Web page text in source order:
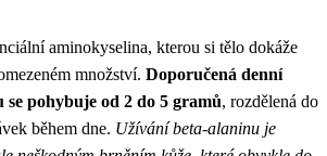
aminokyselina, kterou si tělo dokáže
množství. Doporučená denní
se pohybuje od 2 do 5 gramů, rozdělená do
během dne. Užívání beta-alaninu je